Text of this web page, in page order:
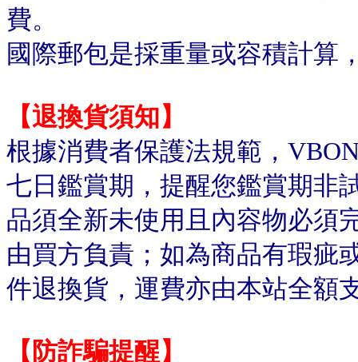
費。
國際郵包是採重量或容積計
【退換貨須知】
根據消費者保護法規範，
七日鑑賞期，提醒您鑑賞期非
品須全新未使用且內容物必須
由買方負責；如為商品有瑕疵
件退換貨，運費亦由本站全額
【防詐騙提醒】